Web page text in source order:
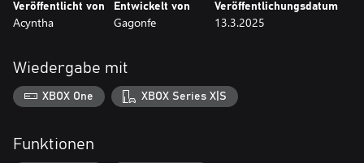
Veröffentlicht von
Acyntha
Entwickelt von
Gagonfe
Veröffentlichungsdatum
13.3.2025
Wiedergabe mit
XBOX One XBOX Series X|S
Funktionen